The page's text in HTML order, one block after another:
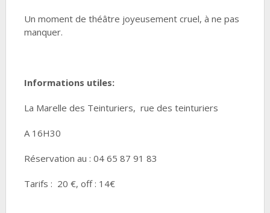
Un moment de théâtre joyeusement cruel, à ne pas
manquer.
Informations utiles:
La Marelle des Teinturiers, rue des teinturiers
A 16H30
Réservation au : 04 65 87 91 83
Tarifs : 20 €, off : 14€